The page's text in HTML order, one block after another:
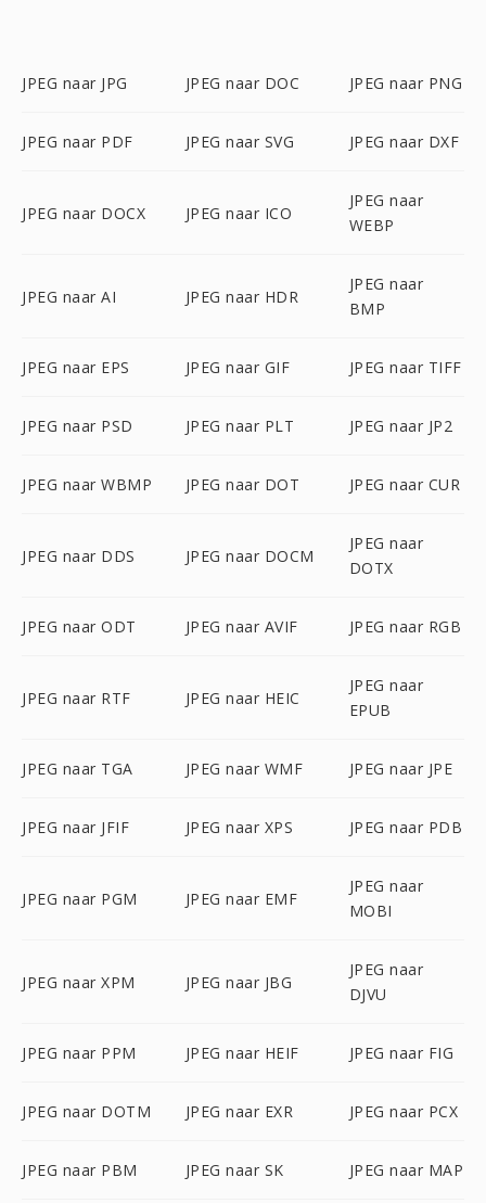
JPEG naar JPG JPEG naar DOC JPEG naar PNG
JPEG naar PDF JPEG naar SVG JPEG naar DXF
JPEG naar DOCX JPEG naar ICO
JPEG naar
WEBP
JPEG naar AI JPEG naar HDR
JPEG naar
BMP
JPEG naar EPS JPEG naar GIF JPEG naar TIFF
JPEG naar PSD JPEG naar PLT JPEG naar JP2
JPEG naar WBMP JPEG naar DOT JPEG naar CUR
JPEG naar DDS JPEG naar DOCM
JPEG naar
DOTX
JPEG naar ODT JPEG naar AVIF JPEG naar RGB
JPEG naar RTF JPEG naar HEIC
JPEG naar
EPUB
JPEG naar TGA JPEG naar WMF JPEG naar JPE
JPEG naar JFIF JPEG naar XPS JPEG naar PDB
JPEG naar PGM JPEG naar EMF
JPEG naar
MOBI
JPEG naar XPM JPEG naar JBG
JPEG naar
DJVU
JPEG naar PPM JPEG naar HEIF JPEG naar FIG
JPEG naar DOTM JPEG naar EXR JPEG naar PCX
JPEG naar PBM JPEG naar SK JPEG naar MAP